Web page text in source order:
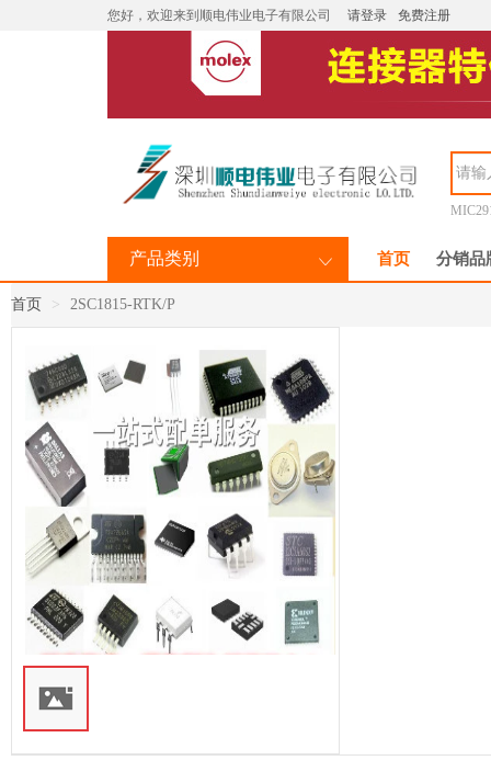
您好，欢迎来到顺电伟业电子有限公司 请登录 免费注册
产品类别 首页 分销品
首页 2SC1815-RTK/P